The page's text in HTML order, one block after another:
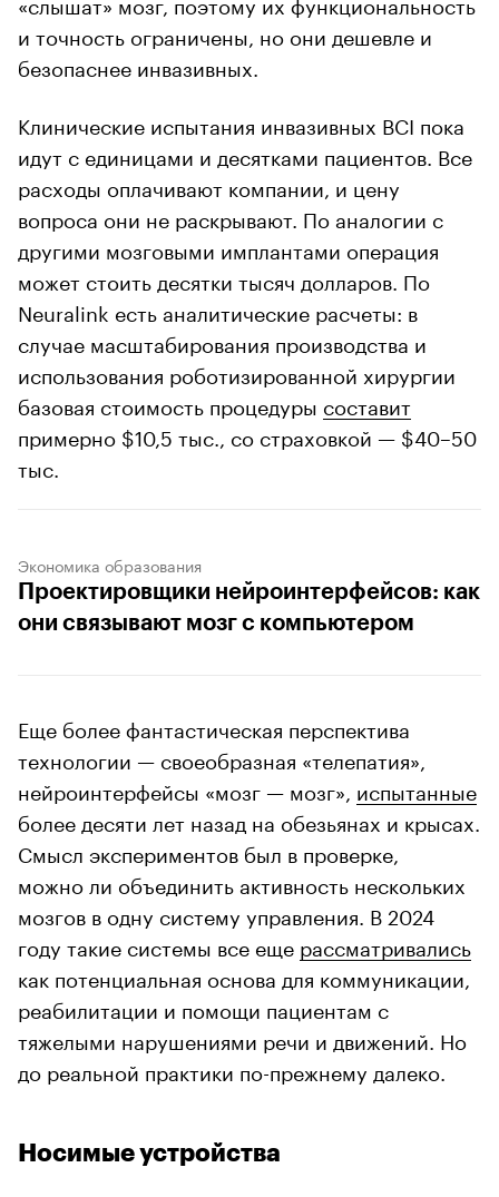
и точность ограничены, но они дешевле и
безопаснее инвазивных.
Клинические испытания инвазивных BCI пока
идут с единицами и десятками пациентов. Все
расходы оплачивают компании, и цену
вопроса они не раскрывают. По аналогии с
другими мозговыми имплантами операция
может стоить десятки тысяч долларов. По
Neuralink есть аналитические расчеты: в
случае масштабирования производства и
использования роботизированной хирургии
базовая стоимость процедуры составит
примерно $10,5 тыс., со страховкой — $40–50
тыс.
Экономика образования
Проектировщики нейроинтерфейсов: как
они связывают мозг с компьютером
Еще более фантастическая перспектива
технологии — своеобразная «телепатия»,
нейроинтерфейсы «мозг — мозг», испытанные
более десяти лет назад на обезьянах и крысах.
Смысл экспериментов был в проверке,
можно ли объединить активность нескольких
мозгов в одну систему управления. В 2024
году такие системы все еще рассматривались
как потенциальная основа для коммуникации,
реабилитации и помощи пациентам с
тяжелыми нарушениями речи и движений. Но
до реальной практики по-прежнему далеко.
Носимые устройства